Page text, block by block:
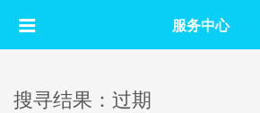
服务中心
搜寻结果：过期